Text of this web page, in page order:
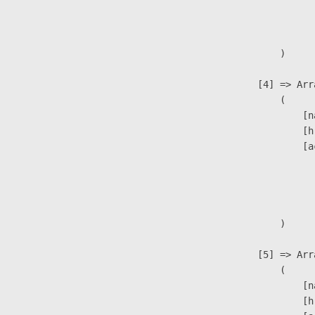
                        )
[4] =>
                        (
                        )
[5] =>
                        (